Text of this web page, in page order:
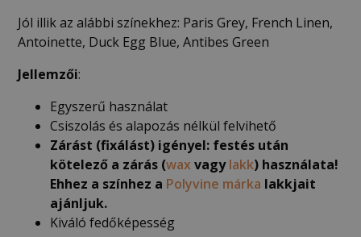
Jól illik az alábbi színekhez: Paris Grey, French Linen,
Antoinette, Duck Egg Blue, Antibes Green
Jellemzői:
Egyszerű használat
Csiszolás és alapozás nélkül felvihető
Zárást (fixálást) igényel: festés után
kötelező a zárás (waxvagylakk) használata!
Ehhez a színhez a Polyvine márka lakkjait
ajánljuk.
Kiváló fedőképesség